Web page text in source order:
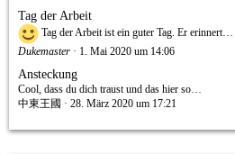
Tag der Arbeit
Tag der Arbeit ist ein guter Tag. Er erinnert…
Dukemaster
1. Mai 2020 um 14:06
Ansteckung
Cool, dass du dich traust und das hier so…
中東王國
28. März 2020 um 17:21